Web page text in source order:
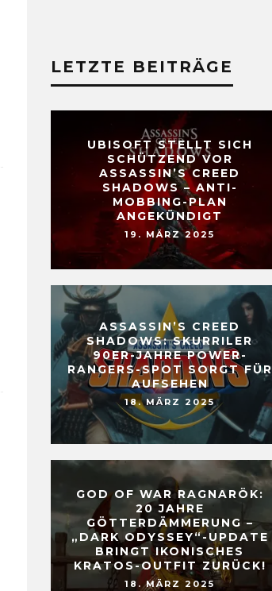
LETZTE BEITRÄGE
UBISOFT STELLT SICH
SCHÜTZEND VOR
ASSASSIN’S CREED
SHADOWS – ANTI-
MOBBING-PLAN
ANGEKÜNDIGT
19. MÄRZ 2025
ASSASSIN’S CREED
SHADOWS: SKURRILER
90ER-JAHRE POWER-
RANGERS-SPOT SORGT FÜR
AUFSEHEN
18. MÄRZ 2025
GOD OF WAR RAGNARÖK:
20 JAHRE
GÖTTERDÄMMERUNG –
„DARK ODYSSEY“-UPDATE
BRINGT IKONISCHES
KRATOS-OUTFIT ZURÜCK!
18. MÄRZ 2025